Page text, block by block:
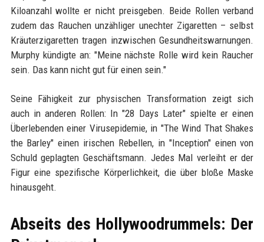
Kiloanzahl wollte er nicht preisgeben. Beide Rollen verband
zudem das Rauchen unzähliger unechter Zigaretten – selbst
Kräuterzigaretten tragen inzwischen Gesundheitswarnungen.
Murphy kündigte an: "Meine nächste Rolle wird kein Raucher
sein. Das kann nicht gut für einen sein."
Seine Fähigkeit zur physischen Transformation zeigt sich
auch in anderen Rollen: In "28 Days Later" spielte er einen
Überlebenden einer Virusepidemie, in "The Wind That Shakes
the Barley" einen irischen Rebellen, in "Inception" einen von
Schuld geplagten Geschäftsmann. Jedes Mal verleiht er der
Figur eine spezifische Körperlichkeit, die über bloße Maske
hinausgeht.
Abseits des Hollywoodrummels: Der